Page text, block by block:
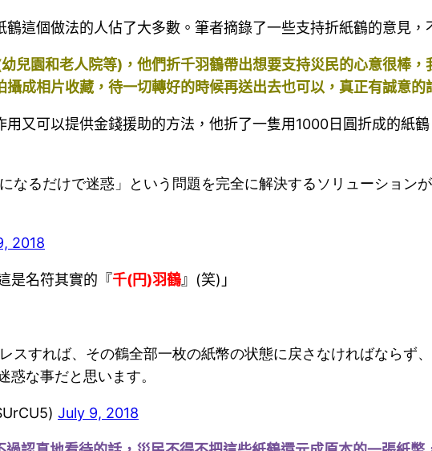
這個做法的人佔了大多數。筆者摘錄了一些支持折紙鶴的意見
兒園和老人院等)，他們折千羽鶴帶出想要支持災民的心意很棒
成相片收藏，待一切轉好的時候再送出去也可以，真正有誠意的
又可以提供金錢援助的方法，他折了一隻用1000日圓折成的紙
なるだけで迷惑」という問題を完全に解決するソリューション
2018
是名符其實的『千(円)羽鶴』(笑)」
スすれば、その鶴全部一枚の紙幣の状態に戻さなければならず
な事だと思います。
July 9, 2018